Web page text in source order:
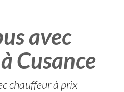
avec
Cusance
chauffeur à prix